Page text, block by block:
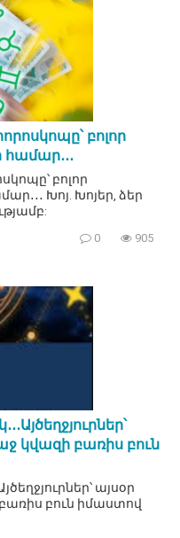
բոլոր
բոլոր
Խոյ. Խոյեր, ձեր
0 905
կվազի բառիս բուն
այսօր
բուն իմաստով